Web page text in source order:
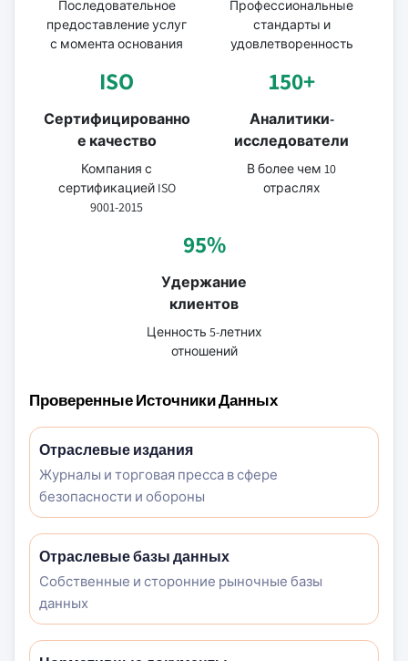
Последовательное
предоставление услуг
с момента основания
Профессиональные
стандарты и
удовлетворенность
ISO
Сертифицированно
е качество
Компания с
сертификацией ISO
9001-2015
150+
Аналитики-
исследователи
В более чем 10
отраслях
95%
Удержание
клиентов
Ценность 5-летних
отношений
Проверенные Источники Данных
Отраслевые издания
Журналы и торговая пресса в сфере
безопасности и обороны
Отраслевые базы данных
Собственные и сторонние рыночные базы
данных